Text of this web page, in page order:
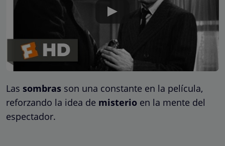
Las sombras son una constante en la película,
reforzando la idea de misterio en la mente del
espectador.